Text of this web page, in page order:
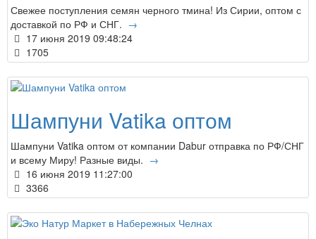
Свежее поступления семян черного тмина! Из Сирии, оптом с
доставкой по РФ и СНГ. →
17 июня 2019 09:48:24
1705
Шампуни Vatika оптом
Шампуни Vatika оптом от компании Dabur отправка по РФ/СНГ
и всему Миру! Разные виды. →
16 июня 2019 11:27:00
3366